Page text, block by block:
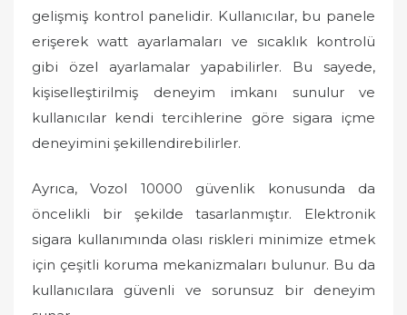
gelişmiş kontrol panelidir. Kullanıcılar, bu panele
erişerek watt ayarlamaları ve sıcaklık kontrolü
gibi özel ayarlamalar yapabilirler. Bu sayede,
kişiselleştirilmiş deneyim imkanı sunulur ve
kullanıcılar kendi tercihlerine göre sigara içme
deneyimini şekillendirebilirler.
Ayrıca, Vozol 10000 güvenlik konusunda da
öncelikli bir şekilde tasarlanmıştır. Elektronik
sigara kullanımında olası riskleri minimize etmek
için çeşitli koruma mekanizmaları bulunur. Bu da
kullanıcılara güvenli ve sorunsuz bir deneyim